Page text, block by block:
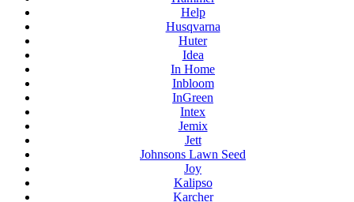
Help
Husqvarna
Huter
Idea
In Home
Inbloom
InGreen
Intex
Jemix
Jett
Johnsons Lawn Seed
Joy
Kalipso
Karcher